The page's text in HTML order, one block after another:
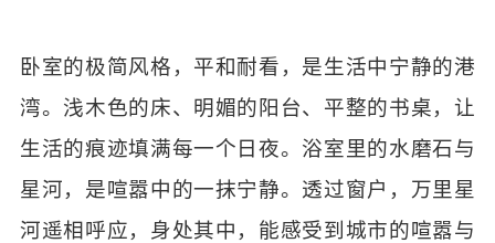
卧室的极简风格，平和耐看，是生活中宁静的港
湾。浅木色的床、明媚的阳台、平整的书桌，让
生活的痕迹填满每一个日夜。浴室里的水磨石与
星河，是喧嚣中的一抹宁静。透过窗户，万里星
河遥相呼应，身处其中，能感受到城市的喧嚣与